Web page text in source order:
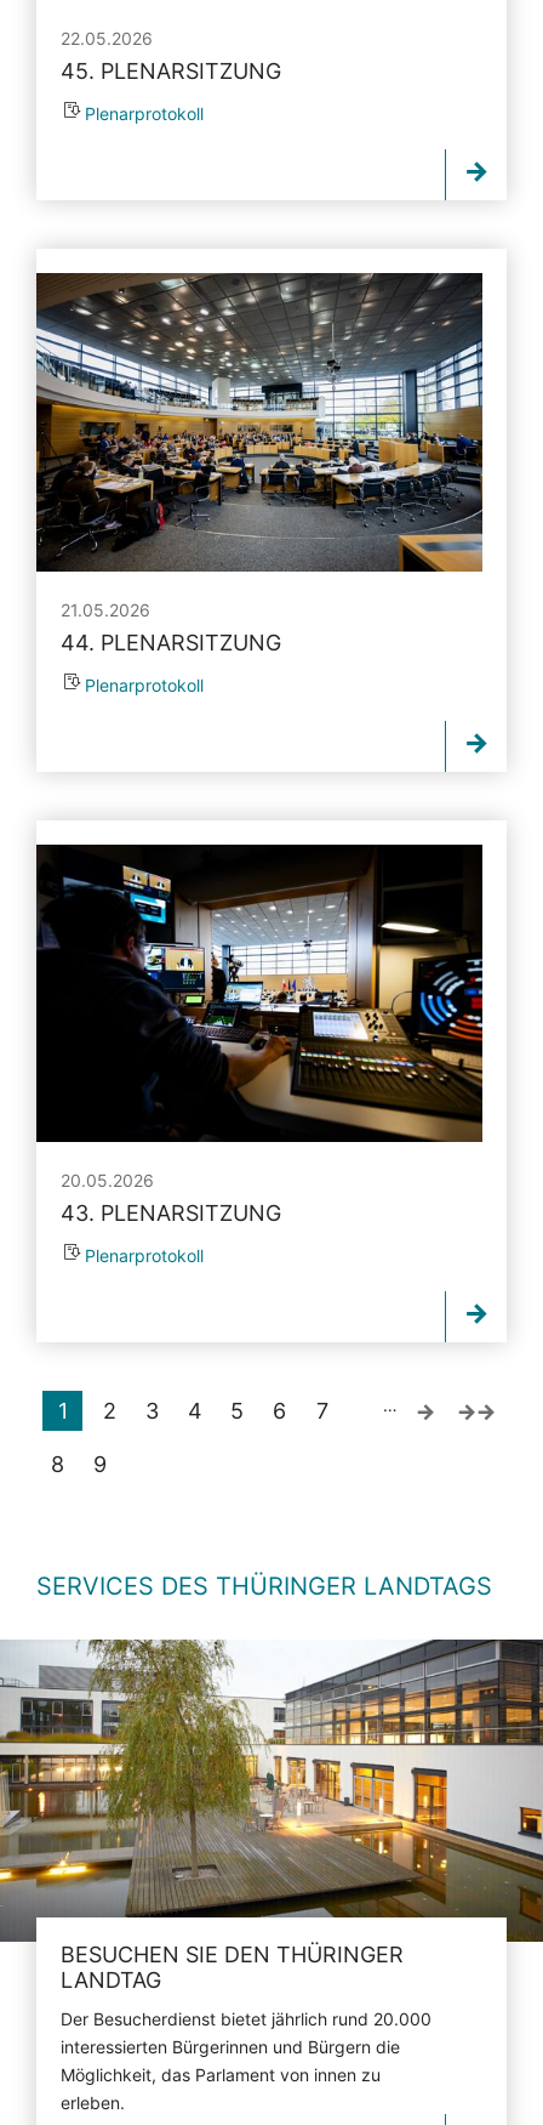
22.05.2026
45. PLENARSITZUNG
Plenarprotokoll
21.05.2026
44. PLENARSITZUNG
Plenarprotokoll
20.05.2026
43. PLENARSITZUNG
Plenarprotokoll
1 2 3 4 5 6 7
8 9
…
SERVICES DES THÜRINGER LANDTAGS
BESUCHEN SIE DEN THÜRINGER
LANDTAG
Der Besucherdienst bietet jährlich rund 20.000
interessierten Bürgerinnen und Bürgern die
Möglichkeit, das Parlament von innen zu
erleben.